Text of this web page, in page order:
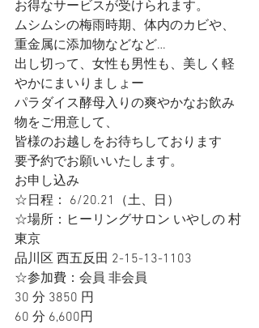
お得なサービスが受けられます。
ムシムシの梅雨時期、体内のカビや、
重金属に添加物などなど…
出し切って、女性も男性も、美しく軽
やかにまいりましょー
パラダイス酵母入りの爽やかなお飲み
物をご用意して、
皆様のお越しをお待ちしております
要予約でお願いいたします。
お申し込み
☆日程： 6/20.21（土、日）
☆場所：ヒーリングサロン いやしの 村
東京
品川区 西五反田 2-15-13-1103
☆参加費：会員 非会員
30 分 3850 円
60 分 6,600円